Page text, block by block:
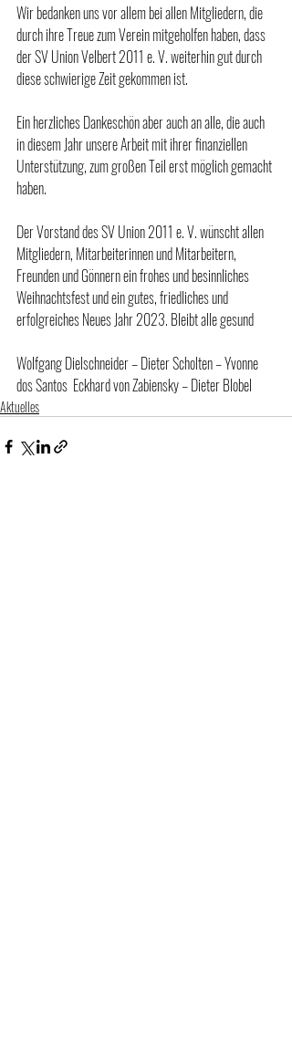
Wir bedanken uns vor allem bei allen Mitgliedern, die
durch ihre Treue zum Verein mitgeholfen haben, dass
der SV Union Velbert 2011 e. V. weiterhin gut durch
diese schwierige Zeit gekommen ist.
Ein herzliches Dankeschön aber auch an alle, die auch
in diesem Jahr unsere Arbeit mit ihrer finanziellen
Unterstützung, zum großen Teil erst möglich gemacht
haben.
Der Vorstand des SV Union 2011 e. V. wünscht allen
Mitgliedern, Mitarbeiterinnen und Mitarbeitern,
Freunden und Gönnern ein frohes und besinnliches
Weihnachtsfest und ein gutes, friedliches und
erfolgreiches Neues Jahr 2023. Bleibt alle gesund
Wolfgang Dielschneider – Dieter Scholten – Yvonne
dos Santos  Eckhard von Zabiensky – Dieter Blobel
Aktuelles